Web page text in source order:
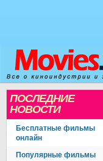
ПОСЛЕДНИЕ
НОВОСТИ
Бесплатные фильмы
онлайн
Популярные фильмы